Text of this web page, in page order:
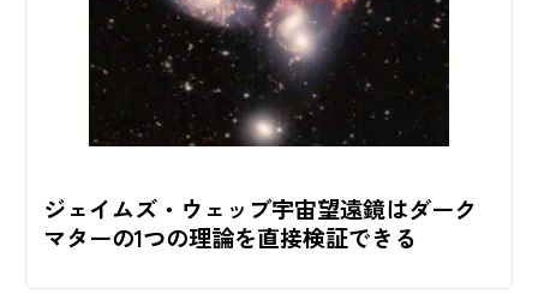
ジェイムズ・ウェッブ宇宙望遠鏡はダーク
マターの1つの理論を直接検証できる